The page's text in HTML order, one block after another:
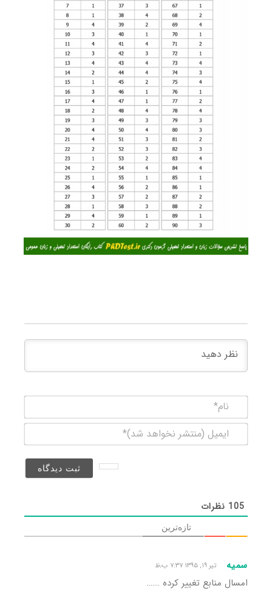
(منتشر
105 نظرات
تازه‌ترین
سمیه تیر ۱۹, ۱۳۹۵ ۷:۳۷ ب٫ظ
امسال منابع تغییر کرده …….